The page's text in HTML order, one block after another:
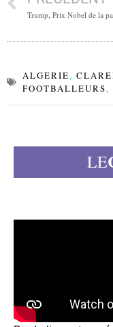
ALGERIE,
FOOTBALLEURS,
LE